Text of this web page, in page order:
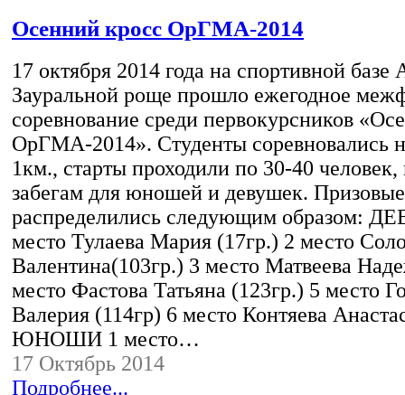
Осенний кросс ОрГМА-2014
17 октября 2014 года на спортивной базе
Зауральной роще прошло ежегодное
соревнование среди первокурсников
ОрГМА-2014». Студенты соревновались
1км., старты проходили по 30-40
забегам для юношей и девушек.
распределились следующим образом:
место Тулаева Мария (17гр.) 2 место
Валентина(103гр.) 3 место Матвеева
место Фастова Татьяна (123гр.) 5 место
Валерия (114гр) 6 место Контяева
ЮНОШИ 1 место…
17 Октябрь 2014
Подробнее...